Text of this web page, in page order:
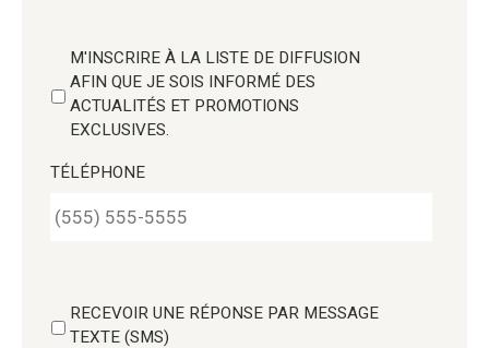
M'INSCRIRE À LA LISTE DE DIFFUSION
AFIN QUE JE SOIS INFORMÉ DES
ACTUALITÉS ET PROMOTIONS
EXCLUSIVES.
TÉLÉPHONE
RECEVOIR UNE RÉPONSE PAR MESSAGE
TEXTE (SMS)